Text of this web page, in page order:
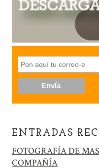
ENTRADAS
FOTOGRAFÍA DE
COMPAÑÍA